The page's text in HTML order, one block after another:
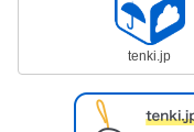
tenki.jp